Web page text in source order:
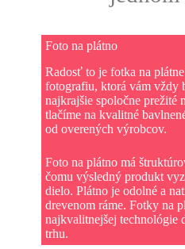
Foto na plátno
Radosť to je fotka na
fotografiu, ktorá vám vždy
najkrajšie spoločne prežité
tlačíme na kvalitné
od overených výrobcov.
Foto na plátno má
čomu výsledný produkt
dielo. Plátno je odolné a
drevenom ráme. Fotky na
najkvalitnejšej technológie
trhu.